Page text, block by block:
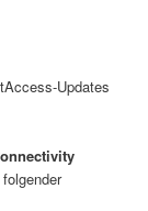
Updates